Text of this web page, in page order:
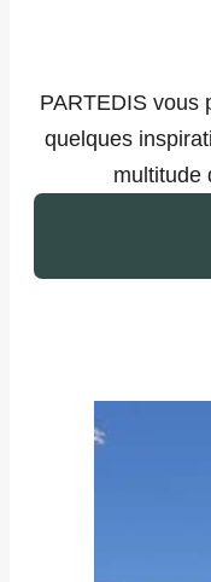
PARTEDIS vous
quelques
multitude